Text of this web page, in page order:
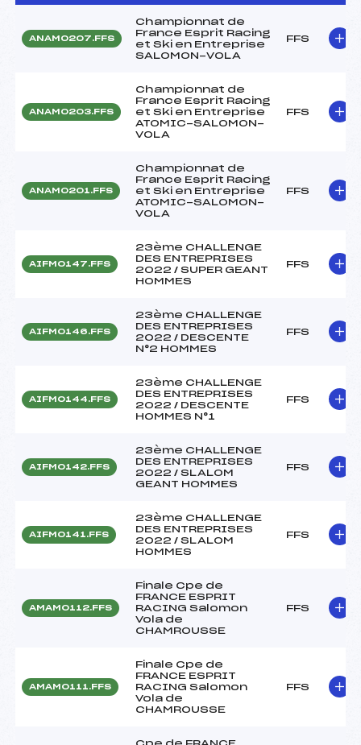
ANAM0207.FFS
Championnat de
France Esprit Racing
et Ski en Entreprise
SALOMON-VOLA
FFS
ANAM0203.FFS
Championnat de
France Esprit Racing
et Ski en Entreprise
ATOMIC-SALOMON-
VOLA
FFS
ANAM0201.FFS
Championnat de
France Esprit Racing
et Ski en Entreprise
ATOMIC-SALOMON-
VOLA
FFS
AIFM0147.FFS
23ème CHALLENGE
DES ENTREPRISES
2022 / SUPER GEANT
HOMMES
FFS
AIFM0146.FFS
23ème CHALLENGE
DES ENTREPRISES
2022 / DESCENTE
N°2 HOMMES
FFS
AIFM0144.FFS
23ème CHALLENGE
DES ENTREPRISES
2022 / DESCENTE
HOMMES N°1
FFS
AIFM0142.FFS
23ème CHALLENGE
DES ENTREPRISES
2022 / SLALOM
GEANT HOMMES
FFS
AIFM0141.FFS
23ème CHALLENGE
DES ENTREPRISES
2022 / SLALOM
HOMMES
FFS
AMAM0112.FFS
Finale Cpe de
FRANCE ESPRIT
RACING Salomon
Vola de
CHAMROUSSE
FFS
AMAM0111.FFS
Finale Cpe de
FRANCE ESPRIT
RACING Salomon
Vola de
CHAMROUSSE
FFS
Cpe de FRANCE